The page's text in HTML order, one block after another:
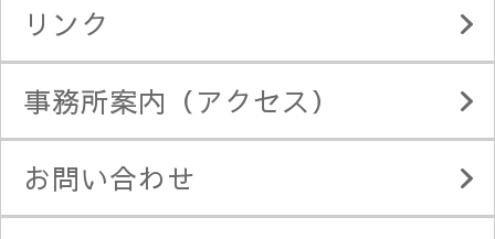
リンク
事務所案内（アクセス）
お問い合わせ